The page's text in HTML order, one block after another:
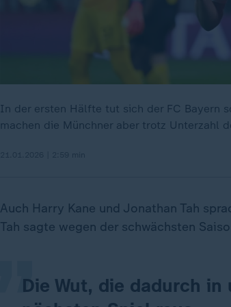
In der ersten Hälfte tut sich der FC Bayern
machen die Münchner aber trotz Unterzahl
Auch Harry Kane und Jonathan Tah
Tah sagte wegen der schwächsten
Die Wut, die dadurch
„